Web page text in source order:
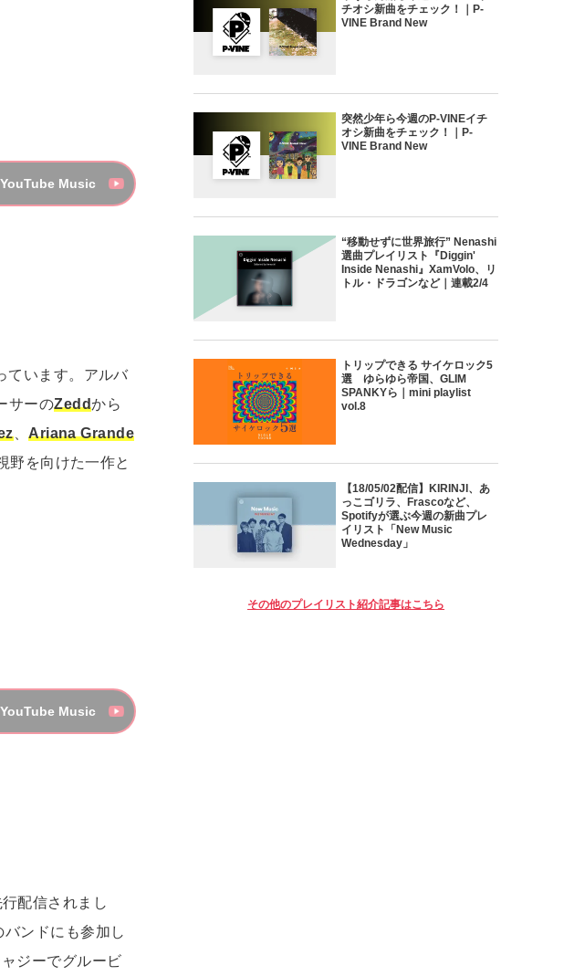
YouTube Music
ています。アルバ
サーのZeddから
、Ariana Grande
野を向けた一作と
YouTube Music
行配信されまし
バンドにも参加し
ジーでグルービ
チオシ新曲をチェック！｜P-
VINE Brand New
突然少年ら今週のP-VINEイチ
オシ新曲をチェック！｜P-
VINE Brand New
“移動せずに世界旅行” Nenashi
選曲プレイリスト『Diggin'
Inside Nenashi』XamVolo、リ
トル・ドラゴンなど｜連載2/4
トリップできる サイケロック5
選 ゆらゆら帝国、GLIM
SPANKYら｜mini playlist
vol.8
【18/05/02配信】KIRINJI、あ
っこゴリラ、Frascoなど、
Spotifyが選ぶ今週の新曲プレ
イリスト「New Music
Wednesday」
その他のプレイリスト紹介記事はこちら